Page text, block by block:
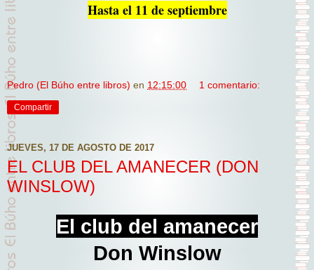
Hasta el 11 de septiembre
Pedro (El Búho entre libros) en 12:15:00 1 comentario:
Compartir
JUEVES, 17 DE AGOSTO DE 2017
EL CLUB DEL AMANECER (DON
WINSLOW)
El club del amanecer
Don Winslow